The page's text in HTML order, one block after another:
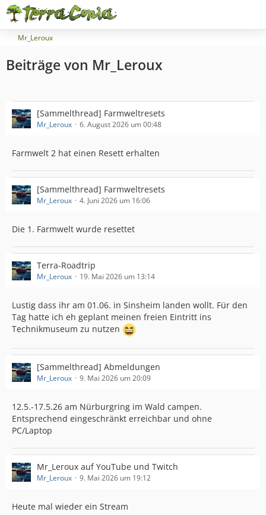
Mr_Leroux
Beiträge von Mr_Leroux
[Sammelthread] Farmweltresets
Mr_Leroux 6. August 2026 um 00:48
Farmwelt 2 hat einen Resett erhalten
[Sammelthread] Farmweltresets
Mr_Leroux 4. Juni 2026 um 16:06
Die 1. Farmwelt wurde resettet
Terra-Roadtrip
Mr_Leroux 19. Mai 2026 um 13:14
Lustig dass ihr am 01.06. in Sinsheim landen wollt. Für den
Tag hatte ich eh geplant meinen freien Eintritt ins
Technikmuseum zu nutzen
[Sammelthread] Abmeldungen
Mr_Leroux 9. Mai 2026 um 20:09
12.5.-17.5.26 am Nürburgring im Wald campen.
Entsprechend eingeschränkt erreichbar und ohne
PC/Laptop
Mr_Leroux auf YouTube und Twitch
Mr_Leroux 9. Mai 2026 um 19:12
Heute mal wieder ein Stream